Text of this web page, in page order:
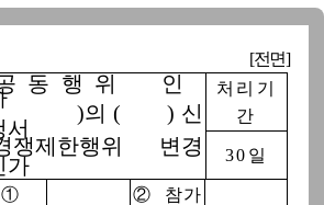
[전면]
동 행 위 인
)의 ( ) 신
서
쟁제한행위 변경
가
처리기
간
30일
①
②참가